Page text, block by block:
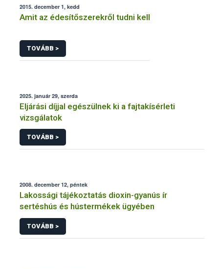
2015. december 1, kedd
Amit az édesítőszerekről tudni kell
TOVÁBB >
2025. január 29, szerda
Eljárási díjjal egészülnek ki a fajtakísérleti
vizsgálatok
TOVÁBB >
2008. december 12, péntek
Lakossági tájékoztatás dioxin-gyanús ír
sertéshús és hústermékek ügyében
TOVÁBB >